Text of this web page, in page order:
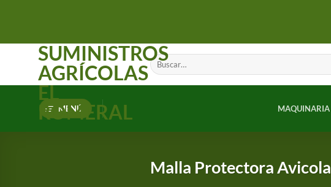
SUMINISTROS
AGRÍCOLAS
EL
ROMERAL
Buscar
por:
MENÚ
Malla Protectora